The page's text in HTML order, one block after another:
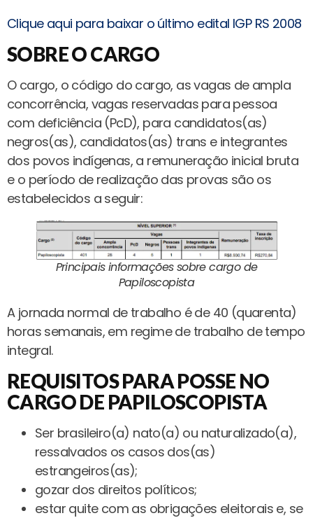
Clique aqui para baixar o último edital IGP RS 2008
SOBRE O CARGO
O cargo, o código do cargo, as vagas de ampla
concorrência, vagas reservadas para pessoa
com deficiência (PcD), para candidatos(as)
negros(as), candidatos(as) trans e integrantes
dos povos indígenas, a remuneração inicial bruta
e o período de realização das provas são os
estabelecidos a seguir:
Principais informações sobre cargo de
Papiloscopista
A jornada normal de trabalho é de 40 (quarenta)
horas semanais, em regime de trabalho de tempo
integral.
REQUISITOS PARA POSSE NO
CARGO DE PAPILOSCOPISTA
Ser brasileiro(a) nato(a) ou naturalizado(a),
ressalvados os casos dos(as)
estrangeiros(as);
gozar dos direitos políticos;
estar quite com as obrigações eleitorais e, se